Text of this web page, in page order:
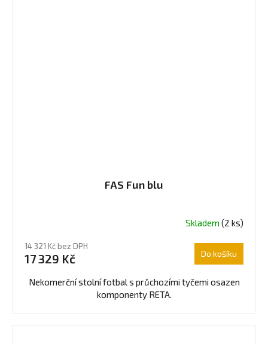
FAS Fun blu
Skladem (2 ks)
14 321 Kč bez DPH
17 329 Kč Do košíku
Nekomerční stolní fotbal s průchozími tyčemi osazen
komponenty RETA.